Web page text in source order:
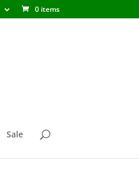
0 items
Sale